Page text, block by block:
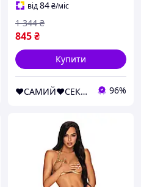
від84₴/міс
845₴
1 344 ₴
Купити
❤️САМИЙ❤️СЕКСУАЛЬНИЙ❤️МАГАЗИН❤️ 96%